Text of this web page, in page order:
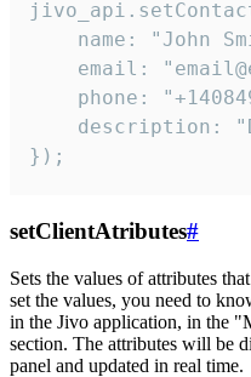
name: "John
email:
phone:
description:
});
setClientAtributes#
Sets the values ​​of attributes
set the values, you need to
in the Jivo application, in the
section. The attributes will be
panel and updated in real time.